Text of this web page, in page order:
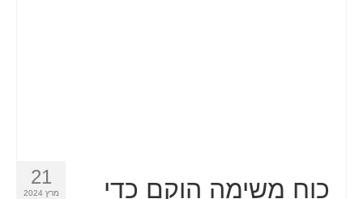
21
מרץ 2024
כוח משימה הוקם כדי